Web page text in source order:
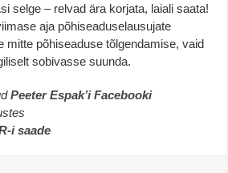
selge – relvad ära korjata, laiali saata!
aja põhiseaduselausujate
mitte põhiseaduse tõlgendamise, vaid
sobivasse suunda.
Peeter Espak’i Facebooki
i saade